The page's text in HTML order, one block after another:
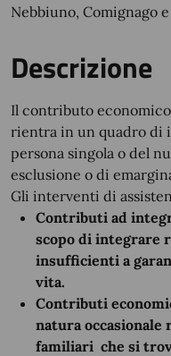
Nebbiuno, Comignago
Descrizione
Il contributo economico
rientra in un quadro di
persona singola o del
esclusione o di
Gli interventi di
Contributi ad
scopo di integrare
insufficienti a
vita.
Contributi
natura occasionale
familiari che si